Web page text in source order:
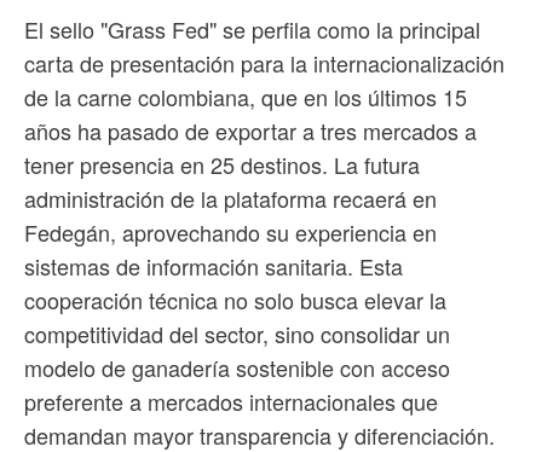
El sello "Grass Fed" se perfila como la principal
carta de presentación para la internacionalización
de la carne colombiana, que en los últimos 15
años ha pasado de exportar a tres mercados a
tener presencia en 25 destinos. La futura
administración de la plataforma recaerá en
Fedegán, aprovechando su experiencia en
sistemas de información sanitaria. Esta
cooperación técnica no solo busca elevar la
competitividad del sector, sino consolidar un
modelo de ganadería sostenible con acceso
preferente a mercados internacionales que
demandan mayor transparencia y diferenciación.